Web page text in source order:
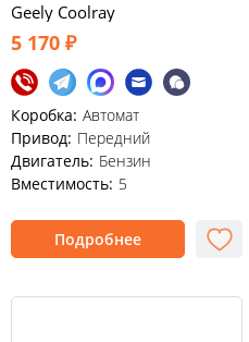
Geely Coolray
5 170 ₽
Коробка: Автомат
Привод: Передний
Двигатель: Бензин
Вместимость: 5
Подробнее